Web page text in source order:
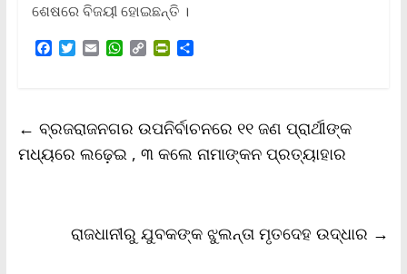
ଶେଷରେ ବିଜୟୀ ହୋଇଛନ୍ତି ।
F
o
o
k
T
e
r
E
W
A
p
p
C
i
n
k
P
F
r
i
l
y
S
← ବ୍ରଜରାଜନଗର ଉପନିର୍ବାଚନରେ ୧୧ ଜଣ ପ୍ରାର୍ଥୀଙ୍କ
ମଧ୍ୟରେ ଲଢ଼େଇ , ୩ କଲେ ନାମାଙ୍କନ ପ୍ରତ୍ୟାହାର
ରାଜଧାନୀରୁ ଯୁବକଙ୍କ ଝୁଲନ୍ତା ମୃତଦେହ ଉଦ୍ଧାର →